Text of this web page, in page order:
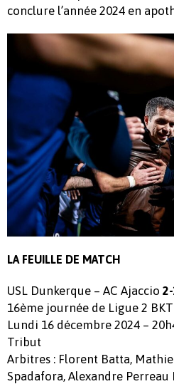
conclure l’année 2024 en
LA FEUILLE DE MATCH
USL Dunkerque – AC Ajaccio 2-
16ème journée de Ligue 2 BKT
Lundi 16 décembre 2024 –
Tribut
Arbitres : Florent Batta,
Spadafora, Alexandre Perreau